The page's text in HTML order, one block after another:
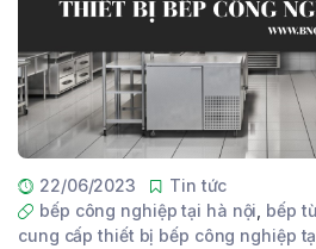
22/06/2023
Tin tức
bếp công nghiệp tại hà nội bếp
cung cấp thiết bị bếp công nghiệp